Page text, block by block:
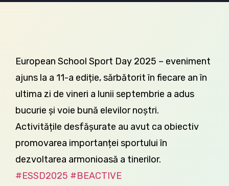
European School Sport Day 2025 – eveniment
ajuns la a 11-a ediție, sărbătorit în fiecare an în
ultima zi de vineri a lunii septembrie a adus
bucurie și voie bună elevilor noștri.
Activitățile desfășurate au avut ca obiectiv
promovarea importanței sportului în
dezvoltarea armonioasă a tinerilor.
#ESSD2025 #BEACTIVE